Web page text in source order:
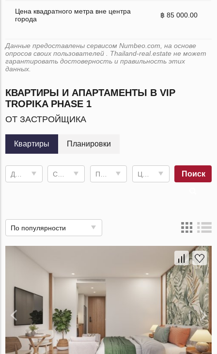
Цена квадратного метра вне центра
города
฿ 85 000.00
Данные предоставлены сервисом Numbeo.com, на основе
опросов своих пользователей . Thailand-real.estate не может
гарантировать достоверность и правильность этих
данных.
КВАРТИРЫ И АПАРТАМЕНТЫ В VIP
TROPIKA PHASE 1
ОТ ЗАСТРОЙЩИКА
Квартиры Планировки
Поиск
По популярности